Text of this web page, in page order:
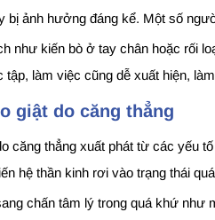
bị ảnh hưởng đáng kể. Một số
như kiến bò ở tay chân hoặc rối
tập, làm việc cũng dễ xuất hiện,
giật do căng thẳng
căng thẳng xuất phát từ các
hệ thần kinh rơi vào trạng thái
chấn tâm lý trong quá khứ